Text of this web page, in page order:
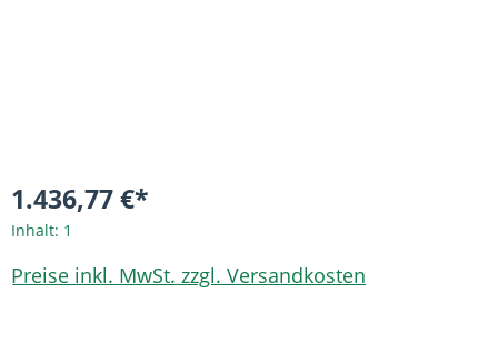
1.436,77 €*
Inhalt: 1
Preise inkl. MwSt. zzgl. Versandkosten